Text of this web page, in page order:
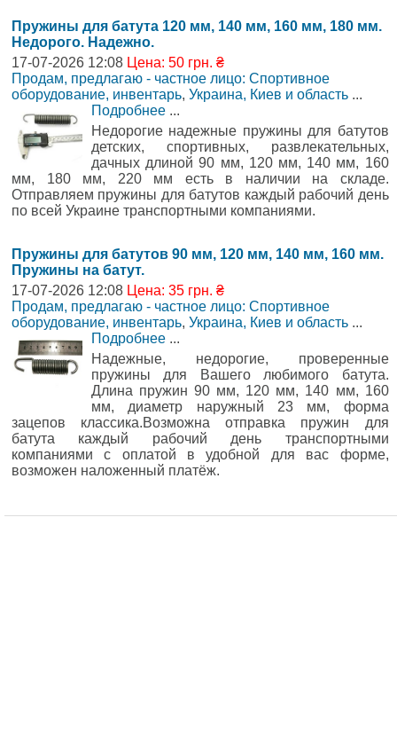
Пружины для батута 120 мм, 140 мм, 160 мм, 180 мм.
Недорого. Надежно.
17-07-2026 12:08 Цена: 50 грн. ₴
Продам, предлагаю - частное лицо: Спортивное
оборудование, инвентарь, Украина, Киев и область ...
Подробнее ...
Недорогие надежные пружины для батутов
детских, спортивных, развлекательных,
дачных длиной 90 мм, 120 мм, 140 мм, 160
мм, 180 мм, 220 мм есть в наличии на складе.
Отправляем пружины для батутов каждый рабочий день
по всей Украине транспортными компаниями.
Пружины для батутов 90 мм, 120 мм, 140 мм, 160 мм.
Пружины на батут.
17-07-2026 12:08 Цена: 35 грн. ₴
Продам, предлагаю - частное лицо: Спортивное
оборудование, инвентарь, Украина, Киев и область ...
Подробнее ...
Надежные, недорогие, проверенные
пружины для Вашего любимого батута.
Длина пружин 90 мм, 120 мм, 140 мм, 160
мм, диаметр наружный 23 мм, форма
зацепов классика.Возможна отправка пружин для
батута каждый рабочий день транспортными
компаниями с оплатой в удобной для вас форме,
возможен наложенный платёж.